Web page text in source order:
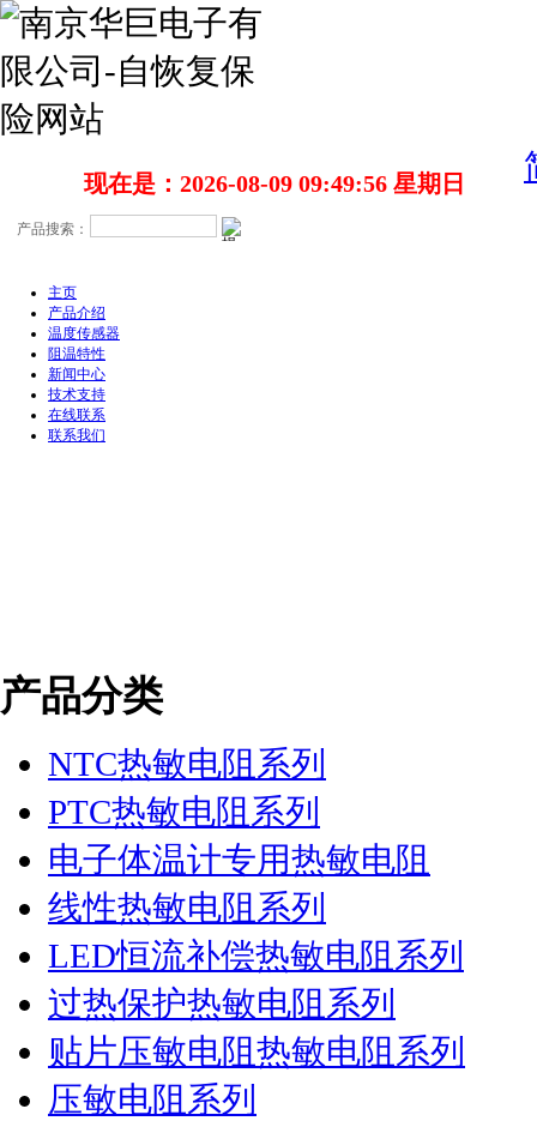
现在是：2026-08-09 09:49:57 星期日
主页
产品介绍
温度传感器
阻温特性
新闻中心
技术支持
在线联系
联系我们
产品分类
NTC热敏电阻系列
PTC热敏电阻系列
电子体温计专用热敏电阻
线性热敏电阻系列
LED恒流补偿热敏电阻系列
过热保护热敏电阻系列
贴片压敏电阻热敏电阻系列
压敏电阻系列